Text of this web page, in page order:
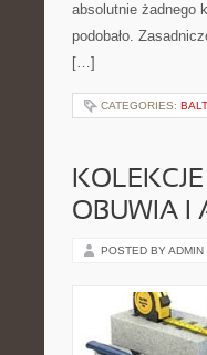
absolutnie żadnego
podobało.
[…]
CATEGORIES:
OBUWIA I
POSTED BY ADMIN